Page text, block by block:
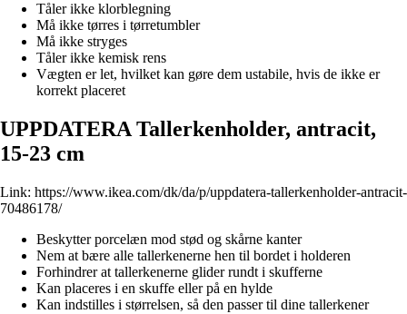
Tåler ikke klorblegning
Må ikke tørres i tørretumbler
Må ikke stryges
Tåler ikke kemisk rens
Vægten er let, hvilket kan gøre dem ustabile, hvis de ikke er
korrekt placeret
UPPDATERA Tallerkenholder, antracit,
15-23 cm
Link: https://www.ikea.com/dk/da/p/uppdatera-tallerkenholder-antracit-
70486178/
Beskytter porcelæn mod stød og skårne kanter
Nem at bære alle tallerkenerne hen til bordet i holderen
Forhindrer at tallerkenerne glider rundt i skufferne
Kan placeres i en skuffe eller på en hylde
Kan indstilles i størrelsen, så den passer til dine tallerkener